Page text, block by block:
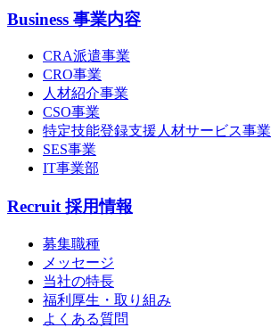
Business 事業内容
CRA派遣事業
CRO事業
人材紹介事業
CSO事業
特定技能登録支援人材サービス事業
SES事業
IT事業部
Recruit 採用情報
募集職種
メッセージ
当社の特長
福利厚生・取り組み
よくある質問